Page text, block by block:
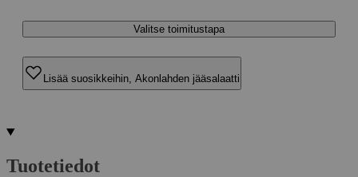
Valitse toimitustapa
Lisää suosikkeihin, Akonlahden jääsalaatti
Tuotetiedot